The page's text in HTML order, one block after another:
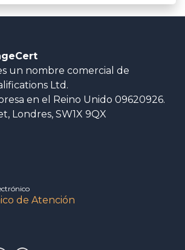
un nombre comercial de
Ltd.
en el Reino Unido 09620926.
Londres, SW1X 9QX
de Atención